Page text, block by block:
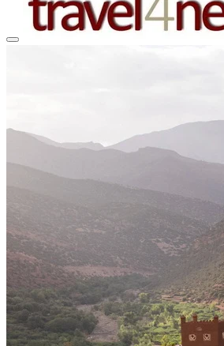
EUROPA
FINNLAND
GRIECHENLAND
GROSSBRITANNIEN
IRLAND
ISLAND
ITALIEN
KANARISCHE INSELN
EUROPA